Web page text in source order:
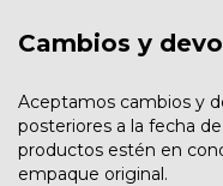
Cambios y
Aceptamos cambios y
posteriores a la fecha
productos estén en
empaque original.